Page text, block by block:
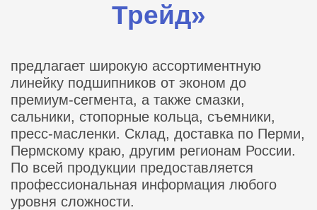
Трейд»
предлагает широкую ассортиментную
линейку подшипников от эконом до
премиум-сегмента, а также смазки,
сальники, стопорные кольца, съемники,
пресс-масленки. Склад, доставка по Перми,
Пермскому краю, другим регионам России.
По всей продукции предоставляется
профессиональная информация любого
уровня сложности.